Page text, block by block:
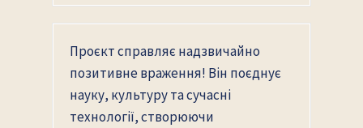
Проєкт справляє надзвичайно
позитивне враження! Він поєднує
науку, культуру та сучасні
технології, створюючи